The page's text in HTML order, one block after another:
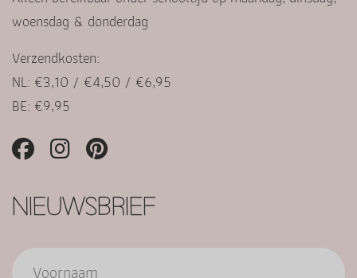
woensdag & donderdag
Verzendkosten:
NL: €3,10 / €4,50 / €6,95
BE: €9,95
NIEUWSBRIEF